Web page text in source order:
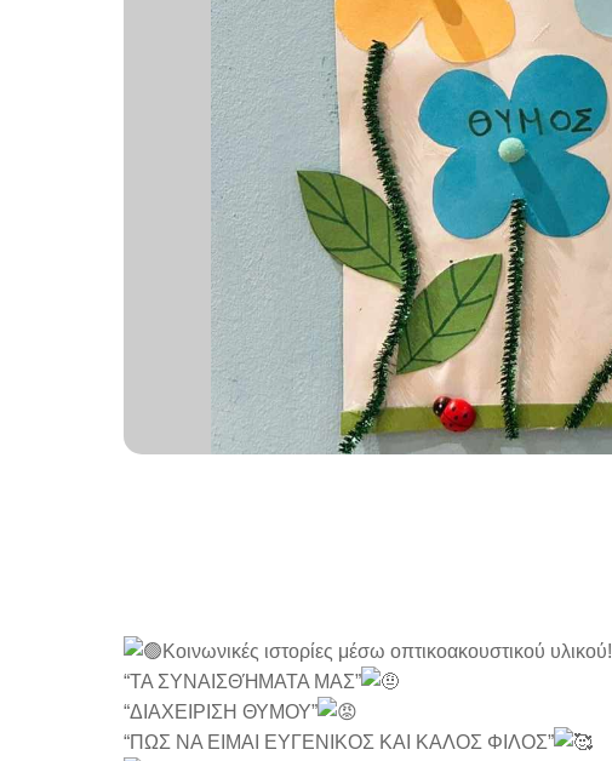
Κοινωνικές ιστορίες μέσω οπτικοακουστικού υλικού!
“ΤΑ ΣΥΝΑΙΣΘΉΜΑΤΑ ΜΑΣ”
“ΔΙΑΧΕΙΡΙΣΗ ΘΥΜΟΥ”
“ΠΩΣ ΝΑ ΕΙΜΑΙ ΕΥΓΕΝΙΚΟΣ ΚΑΙ ΚΑΛΟΣ ΦΙΛΟΣ”